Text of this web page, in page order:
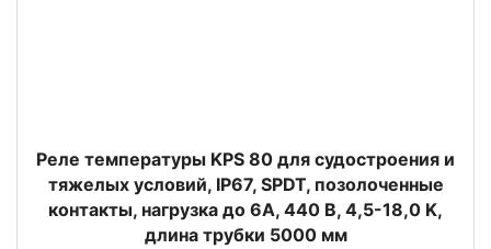
Реле температуры KPS 80 для судостроения и
тяжелых условий, IP67, SPDT, позолоченные
контакты, нагрузка до 6А, 440 В, 4,5-18,0 K,
длина трубки 5000 мм